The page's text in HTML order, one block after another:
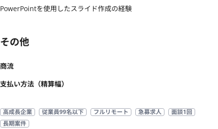
PowerPointを使用したスライド作成の経験
その他
商流
支払い方法（精算幅）
高成長企業 従業員99名以下 フルリモート 急募求人
面談1回
長期案件